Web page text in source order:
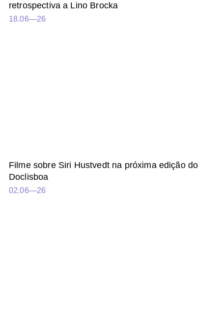
retrospectiva a Lino Brocka
18.06—26
Filme sobre Siri Hustvedt na próxima edição do
Doclisboa
02.06—26